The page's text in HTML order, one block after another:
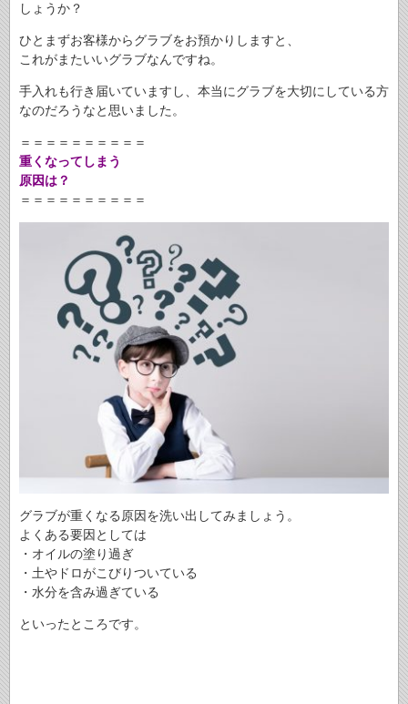
しょうか？
ひとまずお客様からグラブをお預かりしますと、
これがまたいいグラブなんですね。
手入れも行き届いていますし、本当にグラブを大切にしている方
なのだろうなと思いました。
＝＝＝＝＝＝＝＝＝＝
重くなってしまう
原因は？
＝＝＝＝＝＝＝＝＝＝
グラブが重くなる原因を洗い出してみましょう。
よくある要因としては
・オイルの塗り過ぎ
・土やドロがこびりついている
・水分を含み過ぎている
といったところです。